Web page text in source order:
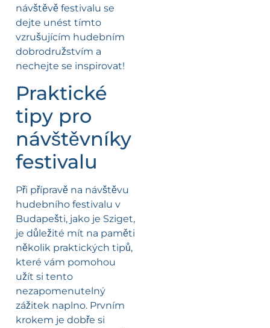
návštěvě festivalu se
dejte unést tímto
vzrušujícím hudebním
dobrodružstvím a
nechejte se inspirovat!
Praktické
tipy pro
návštěvníky
festivalu
Při přípravě na návštěvu
hudebního festivalu v
Budapešti, jako je Sziget,
je důležité mít na paměti
několik praktických tipů,
které vám pomohou
užít si tento
nezapomenutelný
zážitek naplno. Prvním
krokem je dobře si